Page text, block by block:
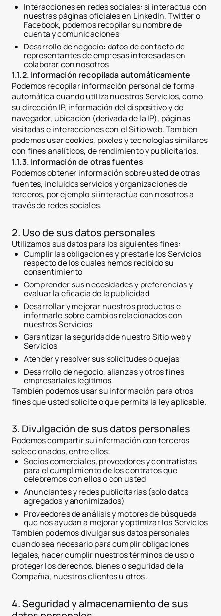
Interacciones en redes sociales: si interactúa con
nuestras páginas oficiales en LinkedIn, Twitter o
Facebook, podemos recopilar su nombre de
cuenta y comunicaciones
Desarrollo de negocio: datos de contacto de
representantes de empresas interesadas en
colaborar con nosotros
1.1.2. Información recopilada automáticamente
Podemos recopilar información personal de forma
automática cuando utiliza nuestros Servicios, como
su dirección IP, información del dispositivo y del
navegador, ubicación (derivada de la IP), páginas
visitadas e interacciones con el Sitio web. También
podemos usar cookies, píxeles y tecnologías similares
con fines analíticos, de rendimiento y publicitarios.
1.1.3. Información de otras fuentes
Podemos obtener información sobre usted de otras
fuentes, incluidos servicios y organizaciones de
terceros, por ejemplo si interactúa con nosotros a
través de redes sociales.
2. Uso de sus datos personales
Utilizamos sus datos para los siguientes fines:
Cumplir las obligaciones y prestarle los Servicios
respecto de los cuales hemos recibido su
consentimiento
Comprender sus necesidades y preferencias y
evaluar la eficacia de la publicidad
Desarrollar y mejorar nuestros productos e
informarle sobre cambios relacionados con
nuestros Servicios
Garantizar la seguridad de nuestro Sitio web y
Servicios
Atender y resolver sus solicitudes o quejas
Desarrollo de negocio, alianzas y otros fines
empresariales legítimos
También podemos usar su información para otros
fines que usted solicite o que permita la ley aplicable.
3. Divulgación de sus datos personales
Podemos compartir su información con terceros
seleccionados, entre ellos:
Socios comerciales, proveedores y contratistas
para el cumplimiento de los contratos que
celebremos con ellos o con usted
Anunciantes y redes publicitarias (solo datos
agregados y anonimizados)
Proveedores de análisis y motores de búsqueda
que nos ayudan a mejorar y optimizar los Servicios
También podemos divulgar sus datos personales
cuando sea necesario para cumplir obligaciones
legales, hacer cumplir nuestros términos de uso o
proteger los derechos, bienes o seguridad de la
Compañía, nuestros clientes u otros.
4. Seguridad y almacenamiento de sus